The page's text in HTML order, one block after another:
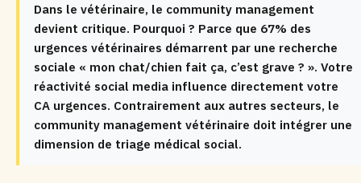
Dans le vétérinaire, le community management
devient critique. Pourquoi ? Parce que 67% des
urgences vétérinaires démarrent par une recherche
sociale « mon chat/chien fait ça, c’est grave ? ». Votre
réactivité social media influence directement votre
CA urgences. Contrairement aux autres secteurs, le
community management vétérinaire doit intégrer une
dimension de triage médical social.